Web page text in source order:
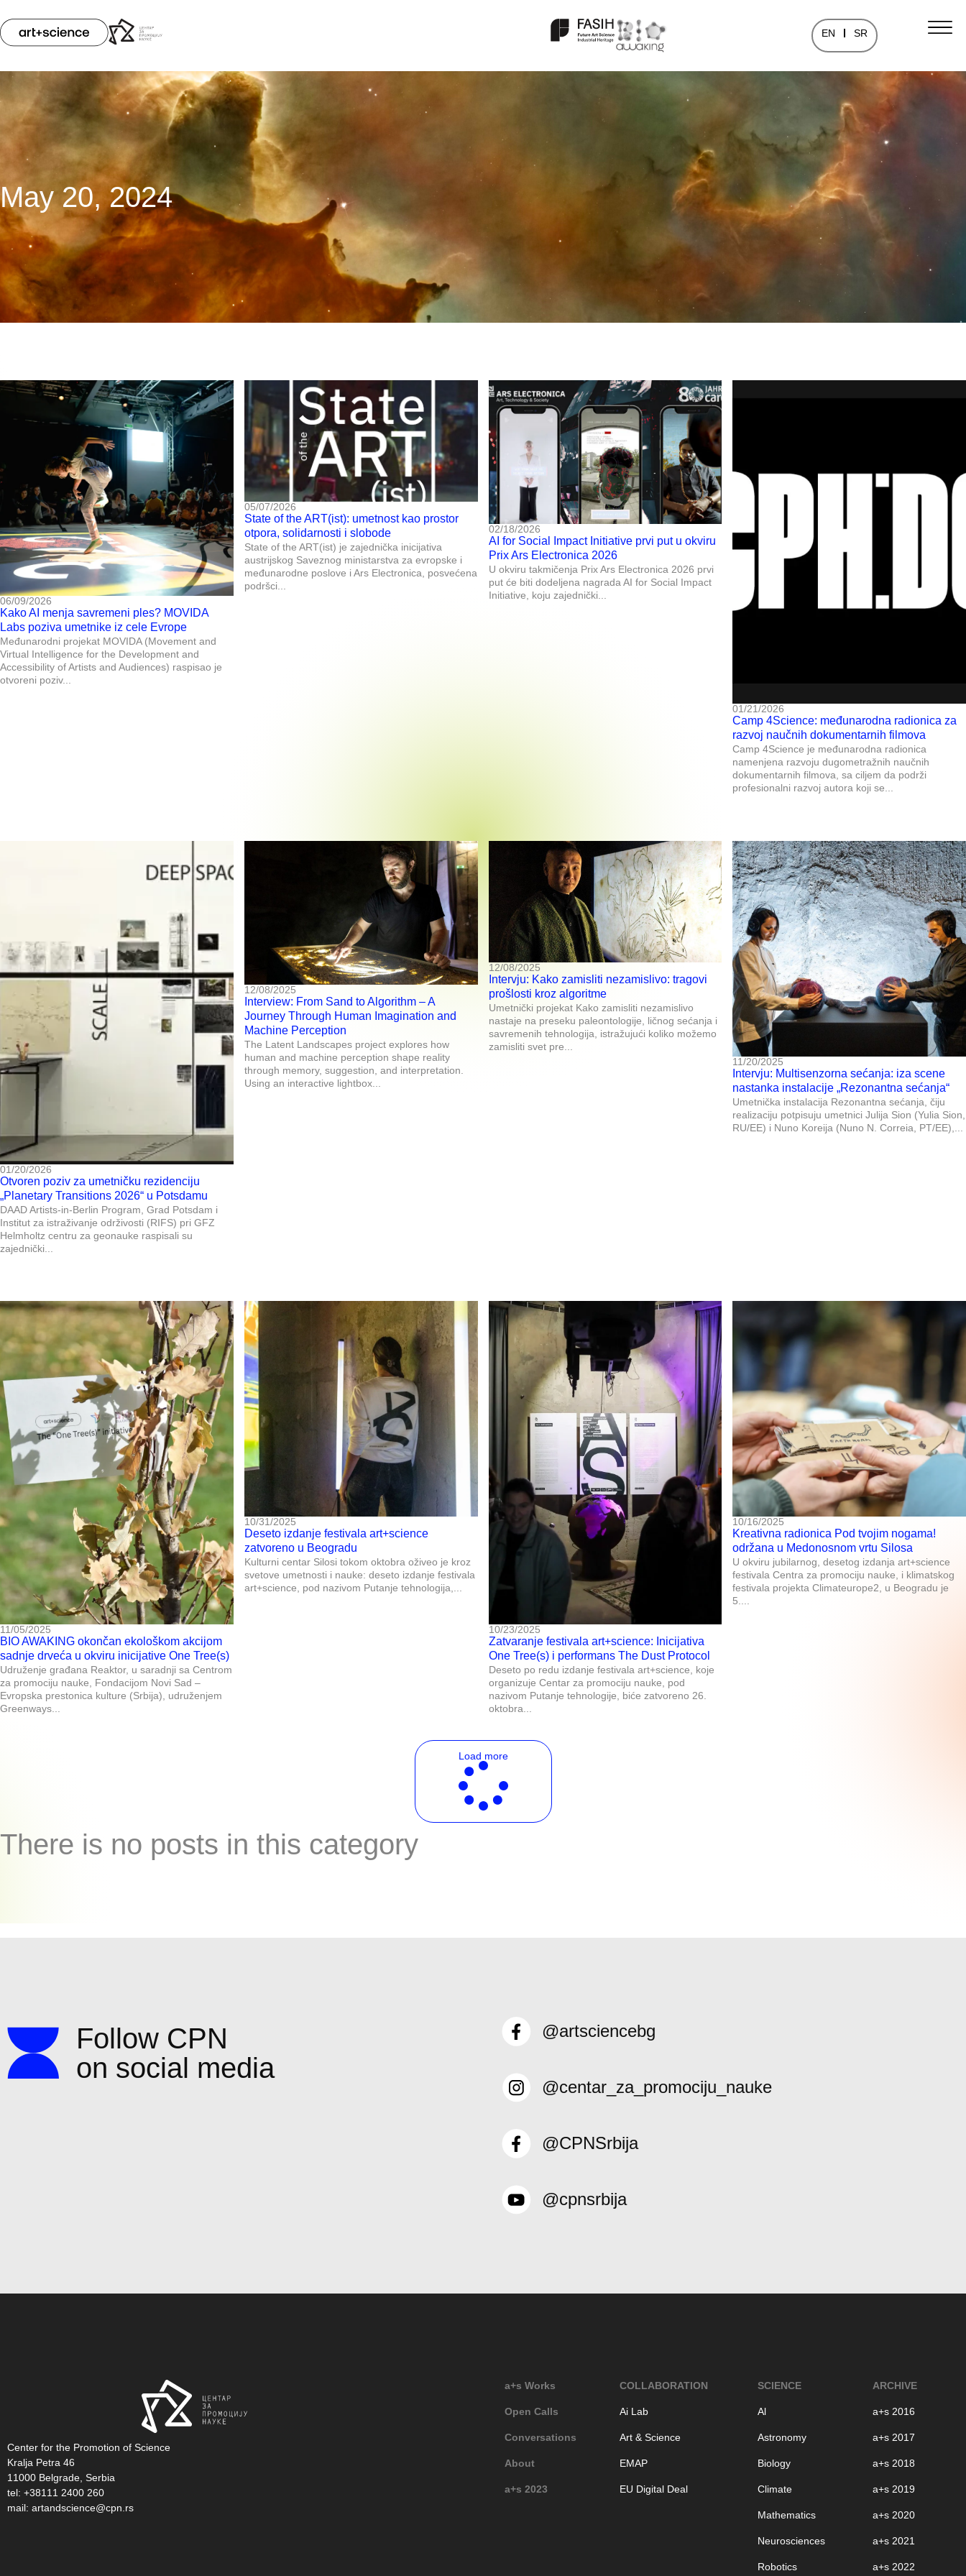
EN SR
May 20, 2024
06/09/2026
Kako AI menja savremeni ples? MOVIDA
Labs poziva umetnike iz cele Evrope
Međunarodni projekat MOVIDA (Movement and
Virtual Intelligence for the Development and
Accessibility of Artists and Audiences) raspisao je
otvoreni poziv...
05/07/2026
State of the ART(ist): umetnost kao prostor
otpora, solidarnosti i slobode
State of the ART(ist) je zajednička inicijativa
austrijskog Saveznog ministarstva za evropske i
međunarodne poslove i Ars Electronica, posvećena
podršci...
02/18/2026
AI for Social Impact Initiative prvi put u okviru
Prix Ars Electronica 2026
U okviru takmičenja Prix Ars Electronica 2026 prvi
put će biti dodeljena nagrada AI for Social Impact
Initiative, koju zajednički...
01/21/2026
Camp 4Science: međunarodna radionica za
razvoj naučnih dokumentarnih filmova
Camp 4Science je međunarodna radionica
namenjena razvoju dugometražnih naučnih
dokumentarnih filmova, sa ciljem da podrži
profesionalni razvoj autora koji se...
01/20/2026
Otvoren poziv za umetničku rezidenciju
„Planetary Transitions 2026“ u Potsdamu
DAAD Artists-in-Berlin Program, Grad Potsdam i
Institut za istraživanje održivosti (RIFS) pri GFZ
Helmholtz centru za geonauke raspisali su
zajednički...
12/08/2025
Interview: From Sand to Algorithm – A
Journey Through Human Imagination and
Machine Perception
The Latent Landscapes project explores how
human and machine perception shape reality
through memory, suggestion, and interpretation.
Using an interactive lightbox...
12/08/2025
Intervju: Kako zamisliti nezamislivo: tragovi
prošlosti kroz algoritme
Umetnički projekat Kako zamisliti nezamislivo
nastaje na preseku paleontologije, ličnog sećanja i
savremenih tehnologija, istražujući koliko možemo
zamisliti svet pre...
11/20/2025
Intervju: Multisenzorna sećanja: iza scene
nastanka instalacije „Rezonantna sećanja“
Umetnička instalacija Rezonantna sećanja, čiju
realizaciju potpisuju umetnici Julija Sion (Yulia Sion,
RU/EE) i Nuno Koreija (Nuno N. Correia, PT/EE),...
11/05/2025
BIO AWAKING okončan ekološkom akcijom
sadnje drveća u okviru inicijative One Tree(s)
Udruženje građana Reaktor, u saradnji sa Centrom
za promociju nauke, Fondacijom Novi Sad –
Evropska prestonica kulture (Srbija), udruženjem
Greenways...
10/31/2025
Deseto izdanje festivala art+science
zatvoreno u Beogradu
Kulturni centar Silosi tokom oktobra oživeo je kroz
svetove umetnosti i nauke: deseto izdanje festivala
art+science, pod nazivom Putanje tehnologija,...
10/23/2025
Zatvaranje festivala art+science: Inicijativa
One Tree(s) i performans The Dust Protocol
Deseto po redu izdanje festivala art+science, koje
organizuje Centar za promociju nauke, pod
nazivom Putanje tehnologije, biće zatvoreno 26.
oktobra...
10/16/2025
Kreativna radionica Pod tvojim nogama!
održana u Medonosnom vrtu Silosa
U okviru jubilarnog, desetog izdanja art+science
festivala Centra za promociju nauke, i klimatskog
festivala projekta Climateurope2, u Beogradu je
5....
Load more
There is no posts in this category
Follow CPN
on social media
@artsciencebg
@centar_za_promociju_nauke
@CPNSrbija
@cpnsrbija
Center for the Promotion of Science
Kralja Petra 46
11000 Belgrade, Serbia
tel: +38111 2400 260
mail: artandscience@cpn.rs
a+s Works
Open Calls
Conversations
About
a+s 2023
COLLABORATION
Ai Lab
Art & Science
EMAP
EU Digital Deal
SCIENCE
Al
Astronomy
Biology
Climate
Mathematics
Neurosciences
Robotics
ARCHIVE
a+s 2016
a+s 2017
a+s 2018
a+s 2019
a+s 2020
a+s 2021
a+s 2022